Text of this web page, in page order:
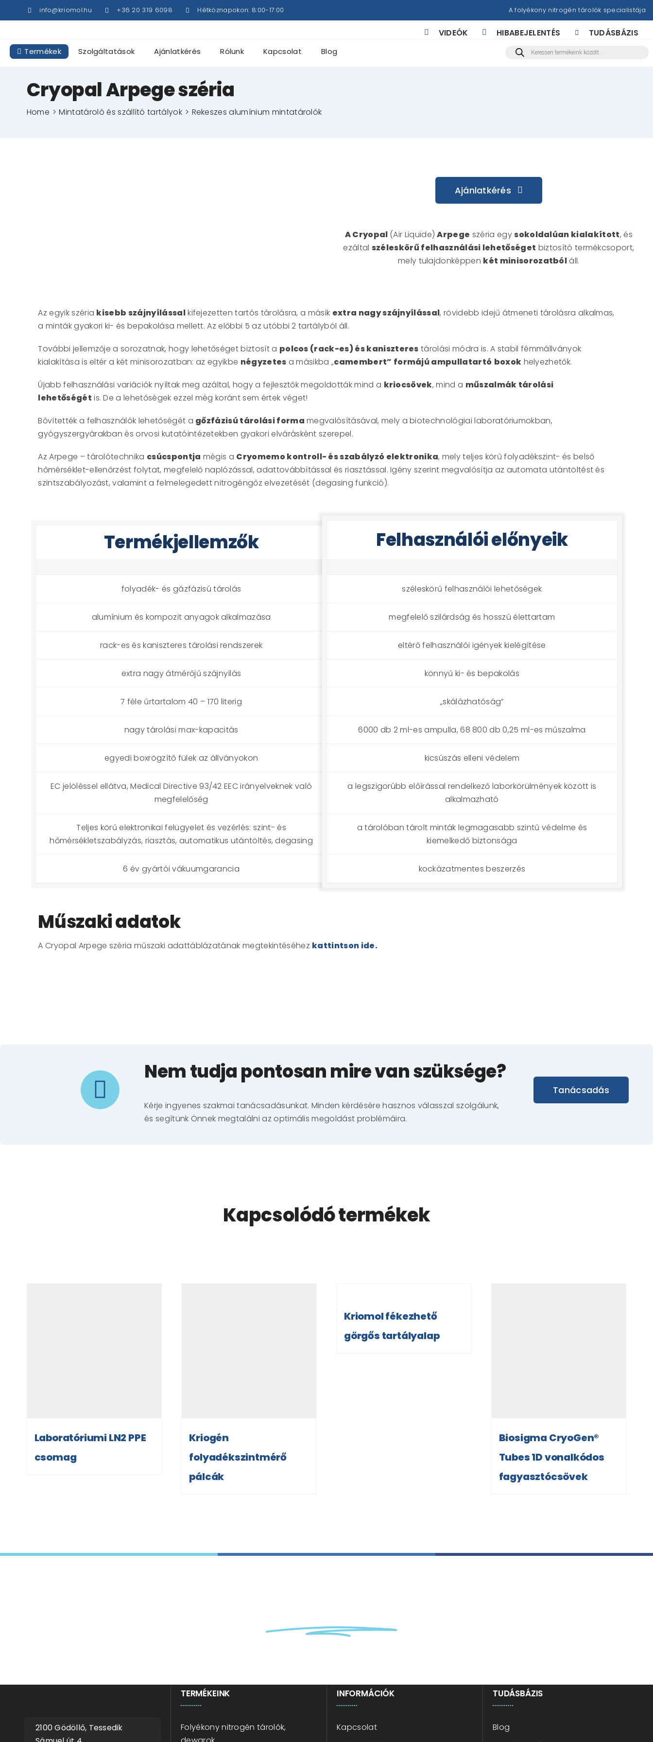
Kihagyás info@kriomol.hu +36 20 319 6098 Hétköznapokon: 8:00-17:00 A folyékony nitrogén tárolók specialistája
VIDEÓK HIBABEJELENTÉS TUDÁSBÁZIS
Termékek Szolgáltatások Ajánlatkérés Rólunk Kapcsolat Blog Products
search
Cryopal Arpege széria
Home Mintatároló és szállító tartályok Rekeszes alumínium mintatárolók
Ajánlatkérés
A Cryopal (Air Liquide)Arpege széria egysokoldalúan kialakított, és
ezáltal széleskörű felhasználási lehetőséget biztosító termékcsoport,
mely tulajdonképpen két minisorozatbóláll.
Az egyik széria kisebb szájnyílássalkifejezetten tartós tárolásra, a másik extra nagy szájnyílással, rövidebb idejű átmeneti tárolásra alkalmas,
a minták gyakori ki- és bepakolása mellett. Az előbbi 5 az utóbbi 2 tartályból áll.
További jellemzője a sorozatnak, hogy lehetőséget biztosít a polcos (rack-es) és kaniszteres tárolási módra is. A stabil fémmállványok
kialakítása is eltér a két minisorozatban: az egyikbe négyzetes a másikba „camembert” formájú ampullatartó boxok helyezhetők.
Újabb felhasználási variációk nyíltak meg azáltal, hogy a fejlesztők megoldották mind a kriocsövek, mind a műszalmák tárolási
lehetőségét is. De a lehetőségek ezzel még koránt sem értek véget!
Bővítették a felhasználók lehetőségét a gőzfázisú tárolási forma megvalósításával, mely a biotechnológiai laboratóriumokban,
gyógyszergyárakban és orvosi kutatóintézetekben gyakori elvárásként szerepel.
Az Arpege – tárolótechnika csúcspontja mégis a Cryomemo kontroll- és szabályzó elektronika, mely teljes körű folyadékszint- és belső
hőmérséklet-ellenőrzést folytat, megfelelő naplózással, adattovábbítással és riasztással. Igény szerint megvalósítja az automata utántöltést és
szintszabályozást, valamint a felmelegedett nitrogéngőz elvezetését (degasing funkció).
Termékjellemzők
folyadék- és gázfázisú tárolás
alumínium és kompozit anyagok alkalmazása
rack-es és kaniszteres tárolási rendszerek
extra nagy átmérőjű szájnyílás
7 féle űrtartalom 40 – 170 literig
nagy tárolási max-kapacitás
egyedi boxrögzítő fülek az állványokon
EC jelöléssel ellátva, Medical Directive 93/42 EEC irányelveknek való
megfelelőség
Teljes körű elektronikai felügyelet és vezérlés: szint- és
hőmérsékletszabályzás, riasztás, automatikus utántöltés, degasing
6 év gyártói vákuumgarancia
Felhasználói előnyeik
széleskörű felhasználói lehetőségek
megfelelő szilárdság és hosszú élettartam
eltérő felhasználói igények kielégítése
könnyű ki- és bepakolás
„skálázhatóság”
6000 db 2 ml-es ampulla, 68 800 db 0,25 ml-es műszalma
kicsúszás elleni védelem
a legszigorúbb előírással rendelkező laborkörülmények között is
alkalmazható
a tárolóban tárolt minták legmagasabb szintű védelme és
kiemelkedő biztonsága
kockázatmentes beszerzés
Műszaki adatok
A Cryopal Arpege széria műszaki adattáblázatának megtekintéséhez kattintson ide.
Nem tudja pontosan mire van szüksége?
Kérje ingyenes szakmai tanácsadásunkat. Minden kérdésére hasznos válasszal szolgálunk,
és segítünk Önnek megtalálni az optimális megoldást problémáira.
Tanácsadás
Kapcsolódó termékek
Laboratóriumi LN2 PPE
csomag
Kriogén
folyadékszintmérő
pálcák
Kriomol fékezhető
görgős tartályalap
Biosigma CryoGen®
Tubes 1D vonalkódos
fagyasztócsövek
2100 Gödöllő, Tessedik
TERMÉKEINK
Folyékony nitrogén tárolók,
INFORMÁCIÓK
Kapcsolat
TUDÁSBÁZIS
Blog